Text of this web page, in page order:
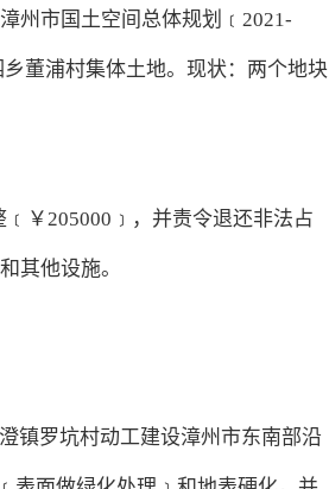
州市国土空间总体规划﹝2021-
董浦村集体土地。现状：两个地块
￥205000﹞，并责令退还非法占
其他设施。
镇罗坑村动工建设漳州市东南部沿